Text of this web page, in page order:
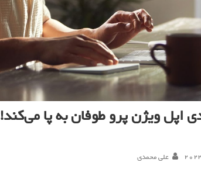
اپل ویژن پرو طوفان به پا می‌کند!
علی محمدی